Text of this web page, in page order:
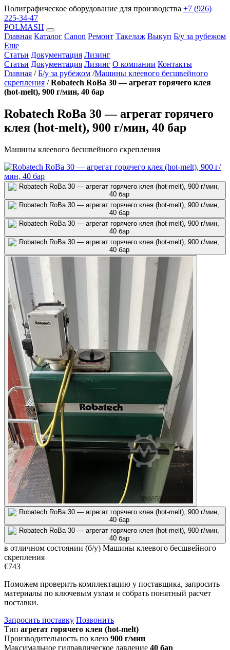
Полиграфическое оборудование для производства +7 (926)
225-34-47
POLMASH
Главная Каталог Canon Ремонт Такелаж Выкуп Б/у за рубежом
Еще
Статьи Документация Лизинг
Статьи Документация Лизинг О компании Контакты
Главная / Б/у за рубежом /Машины клеевого бесшвейного
скрепления / Robatech RoBa 30 — агрегат горячего клея
(hot-melt), 900 г/мин, 40 бар
Robatech RoBa 30 — агрегат горячего
клея (hot-melt), 900 г/мин, 40 бар
Машины клеевого бесшвейного скрепления
в отличном состоянии (б/у) Машины клеевого бесшвейного
скрепления
€743
Поможем проверить комплектацию у поставщика, запросить
материалы по ключевым узлам и собрать понятный расчет
поставки.
Запросить поставку Позвонить
Тип агрегат горячего клея (hot-melt)
Производительность по клею 900 г/мин
Максимальное гидравлическое давление 40 бар